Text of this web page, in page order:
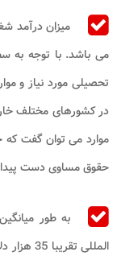
میزان درآمد
می باشد. با توجه
تحصیلی مورد نیاز و
در کشورهای مختلف
موارد می توان گفت که
حقوق مساوی دست پیدا
به طور